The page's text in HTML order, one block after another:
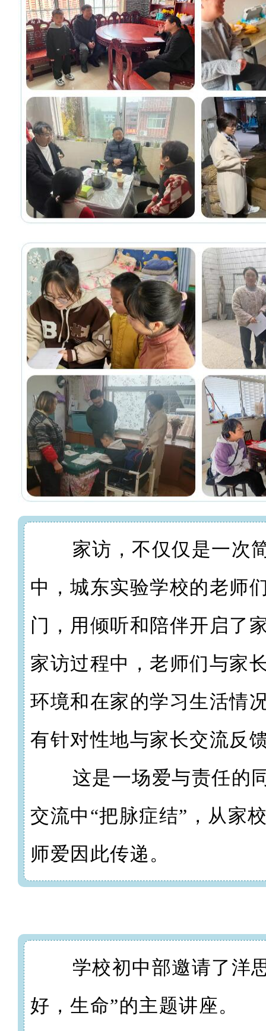
家访，不仅仅是一次
中，城东实验学校的老师
门，用倾听和陪伴开启了
家访过程中，老师们与家
环境和在家的学习生活情
有针对性地与家长交流反
这是一场爱与责任的
交流中“把脉症结”，从家
师爱因此传递。
学校初中部邀请了洋
好，生命”的主题讲座。